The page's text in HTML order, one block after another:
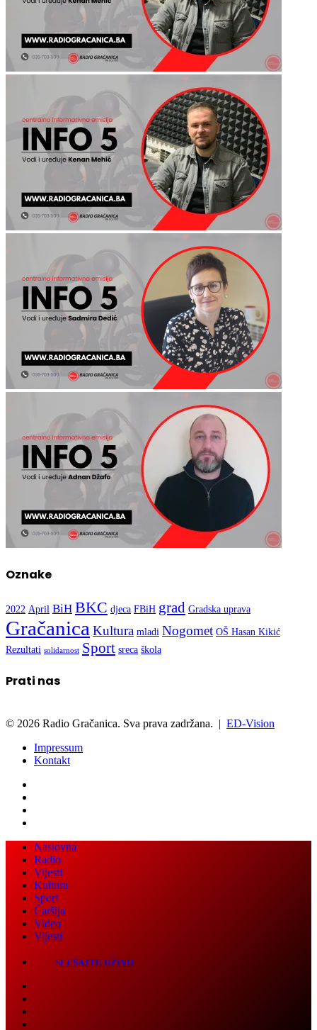
Oznake
2022 April BiH BKC djeca FBiH grad Gradska uprava
GračanicaKultura mladi Nogomet OŠ Hasan Kikić
Rezultati solidarnost Sport sreca škola
Prati nas
© 2026 Radio Gračanica. Sva prava zadržana. | ED-Vision
Impressum
Kontakt
Facebook
Twitter
LinkedIn
WhatsApp
Viber
Back
button
Close
Naslovna
Radio
Vijesti
Kultura
Sport
Čaršija
Video
Vijesti
SLUŠAJTE UŽIVO